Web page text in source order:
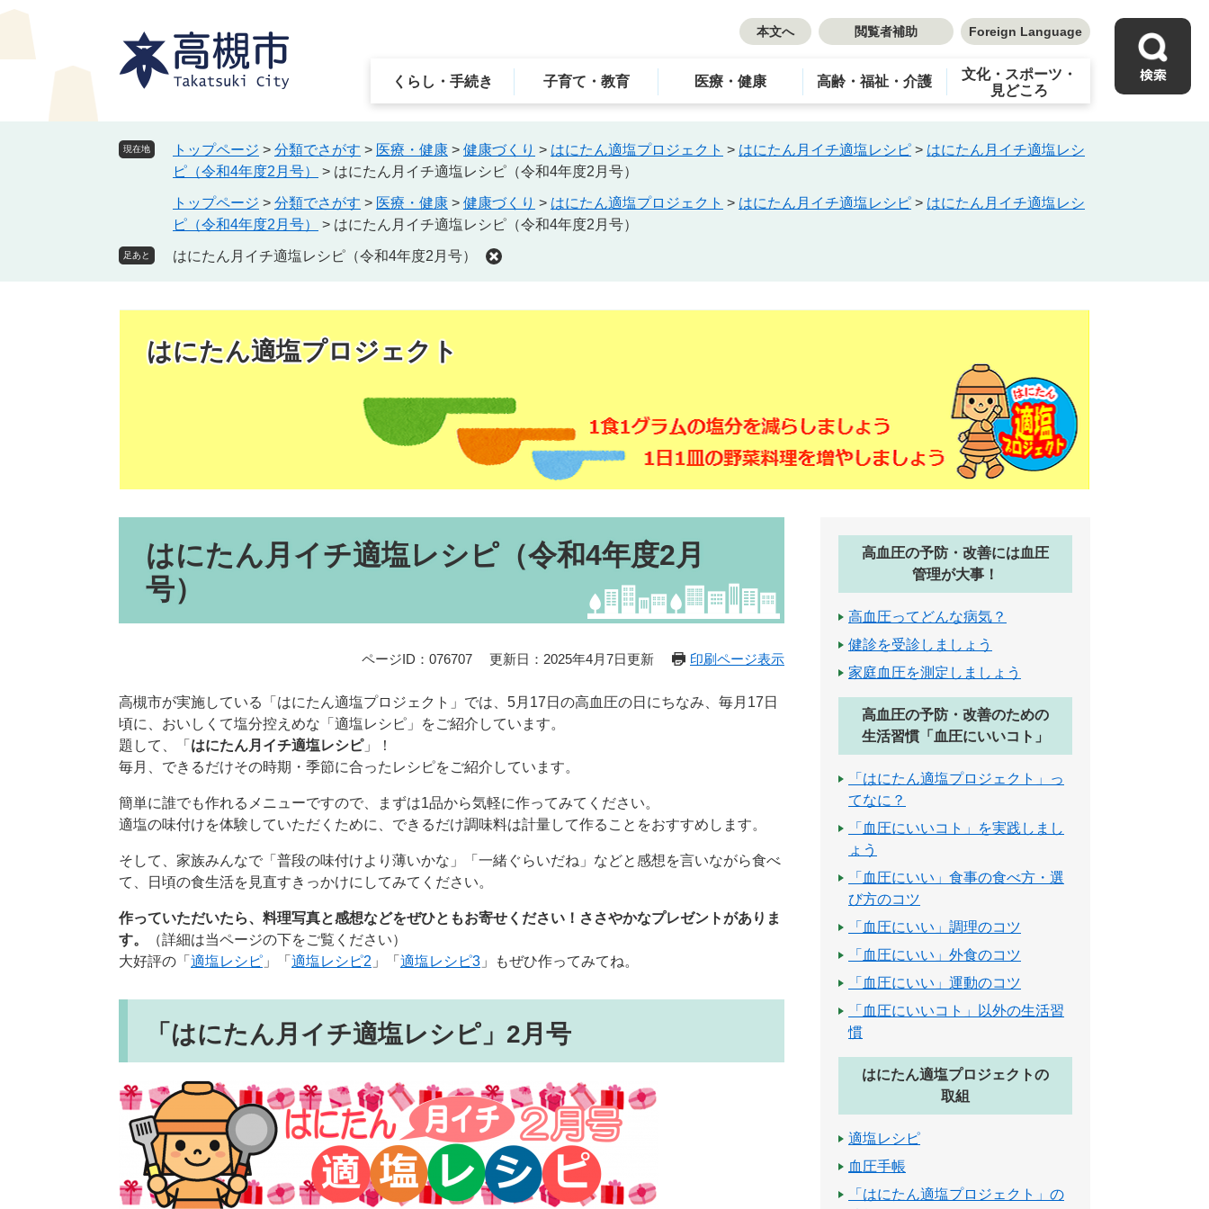
ペ
メ
本文へ 閲覧者補助 Foreign Language
くらし・手続き 子育て・教育 医療・健康 高齢・福祉・介護
文化・スポーツ・
見どころ
現在地 トップページ > 分類でさがす > 医療・健康 > 健康づくり > はにたん適塩プロジェクト > はにたん月イチ適塩レシピ > はにたん月イチ適塩レシ
ピ（令和4年度2月号）
> はにたん月イチ適塩レシピ（令和4年度2月号）
トップページ > 分類でさがす > 医療・健康 > 健康づくり > はにたん適塩プロジェクト > はにたん月イチ適塩レシピ > はにたん月イチ適塩レシ
ピ（令和4年度2月号）
> はにたん月イチ適塩レシピ（令和4年度2月号）
足あと はにたん月イチ適塩レシピ（令和4年度2月号）
はにたん適塩プロジェクト
はにたん月イチ適塩レシピ（令和4年度2月
号）
ページID：076707 更新日：2025年4月7日更新 印刷ページ表示
高槻市が実施している「はにたん適塩プロジェクト」では、5月17日の高血圧の日にちなみ、毎月17日
頃に、おいしくて塩分控えめな「適塩レシピ」をご紹介しています。
題して、「 はにたん月イチ適塩レシピ」！
毎月、できるだけその時期・季節に合ったレシピをご紹介しています。
簡単に誰でも作れるメニューですので、まずは1品から気軽に作ってみてください。
適塩の味付けを体験していただくために、できるだけ調味料は計量して作ることをおすすめします。
そして、家族みんなで「普段の味付けより薄いかな」「一緒ぐらいだね」などと感想を言いながら食べ
て、日頃の食生活を見直すきっかけにしてみてください。
作っていただいたら、料理写真と感想などをぜひともお寄せください！ささやかなプレゼントがありま
す。
（詳細は当ページの下をご覧ください）
大好評の「 適塩レシピ 」「 適塩レシピ2 」「 適塩レシピ3 」もぜひ作ってみてね。
「はにたん月イチ適塩レシピ」2月号
高血圧の予防・改善には血圧
管理が大事！
高血圧ってどんな病気？
健診を受診しましょう
家庭血圧を測定しましょう
高血圧の予防・改善のための
生活習慣「血圧にいいコト」
「はにたん適塩プロジェクト」っ
てなに？
「血圧にいいコト」を実践しまし
ょう
「血圧にいい」食事の食べ方・選
び方のコツ
「血圧にいい」調理のコツ
「血圧にいい」外食のコツ
「血圧にいい」運動のコツ
「血圧にいいコト」以外の生活習
慣
はにたん適塩プロジェクトの
取組
適塩レシピ
血圧手帳
「はにたん適塩プロジェクト」の